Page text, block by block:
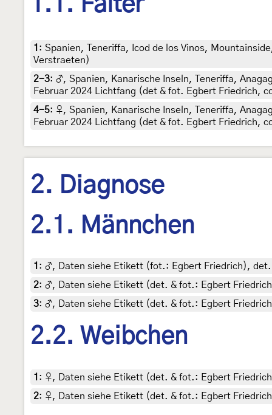
1.1. Falter
1 : Spanien, Teneriffa, Icod de los Vinos,
Verstraeten)
2-3: ♂, Spanien, Kanarische Inseln, Teneriffa,
Februar 2024 Lichtfang (det & fot. Egbert Friedrich,
4-5: ♀, Spanien, Kanarische Inseln, Teneriffa,
Februar 2024 Lichtfang (det & fot. Egbert Friedrich,
2. Diagnose
2.1. Männchen
1 : ♂, Daten siehe Etikett (fot.: Egbert Friedrich), det.
2: ♂, Daten siehe Etikett (det. & fot.: Egbert
3: ♂, Daten siehe Etikett (det. & fot.: Egbert
2.2. Weibchen
1 : ♀, Daten siehe Etikett (det. & fot.: Egbert
2: ♀, Daten siehe Etikett (det. & fot.: Egbert